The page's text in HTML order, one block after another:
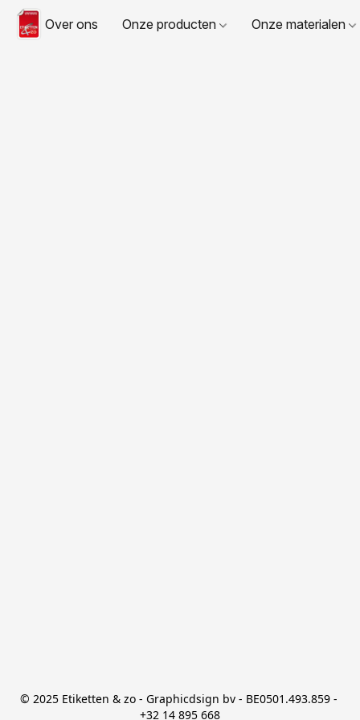
Over ons Onze producten Onze materialen
© 2025 Etiketten & zo - Graphicdsign bv - BE0501.493.859 -
+32 14 895 668